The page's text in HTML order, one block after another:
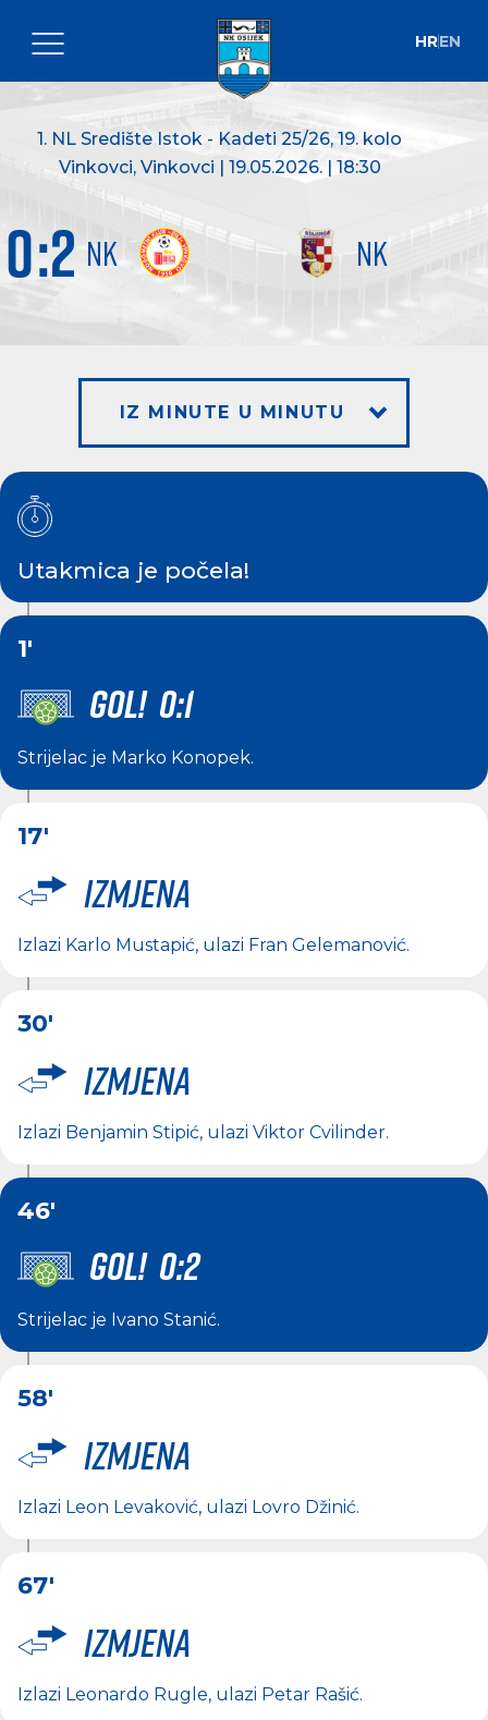
HREN
1. NL Središte Istok - Kadeti 25/26, 19. kolo
Vinkovci, Vinkovci | 19.05.2026. | 18:30
NK NK
0:2
IZ MINUTE U MINUTU
Utakmica je počela!
1'
GOL! 0:1
Strijelac je Marko Konopek.
17'
Izmjena
Izlazi Karlo Mustapić, ulazi Fran Gelemanović.
30'
Izmjena
Izlazi Benjamin Stipić, ulazi Viktor Cvilinder.
46'
GOL! 0:2
Strijelac je Ivano Stanić.
58'
Izmjena
Izlazi Leon Levaković, ulazi Lovro Džinić.
67'
Izmjena
Izlazi Leonardo Rugle, ulazi Petar Rašić.